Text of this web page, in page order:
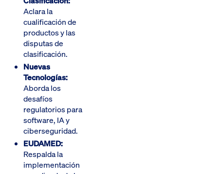
Aclara la
cualificación de
productos y las
disputas de
clasificación.
Nuevas
Tecnologías:
Aborda los
desafíos
regulatorios para
software, IA y
ciberseguridad.
EUDAMED:
Respalda la
implementación